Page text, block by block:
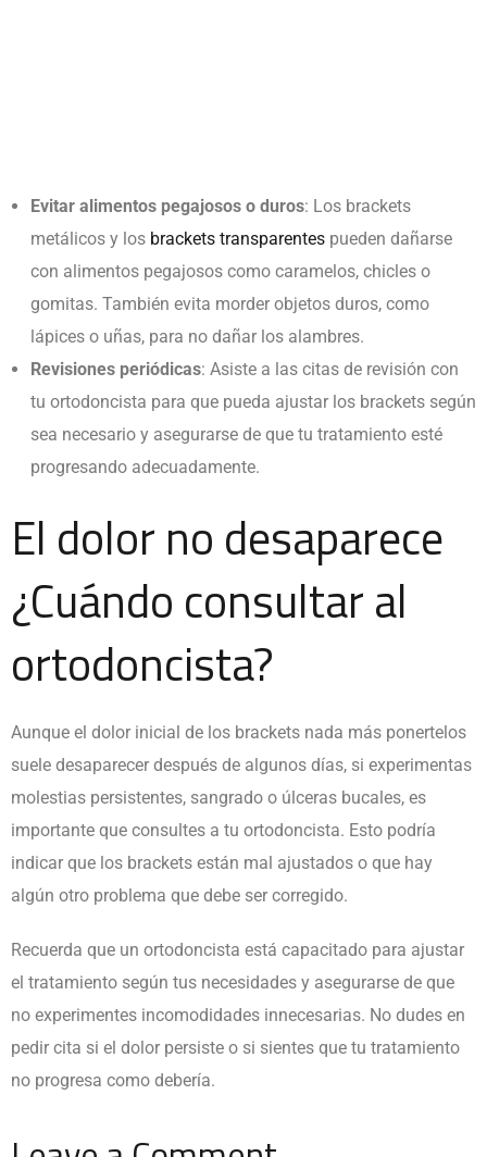
Evitar alimentos pegajosos o duros: Los brackets
metálicos y los brackets transparentes pueden dañarse
con alimentos pegajosos como caramelos, chicles o
gomitas. También evita morder objetos duros, como
lápices o uñas, para no dañar los alambres.
Revisiones periódicas: Asiste a las citas de revisión con
tu ortodoncista para que pueda ajustar los brackets según
sea necesario y asegurarse de que tu tratamiento esté
progresando adecuadamente.
El dolor no desaparece
¿Cuándo consultar al
ortodoncista?
Aunque el dolor inicial de los brackets nada más ponertelos
suele desaparecer después de algunos días, si experimentas
molestias persistentes, sangrado o úlceras bucales, es
importante que consultes a tu ortodoncista. Esto podría
indicar que los brackets están mal ajustados o que hay
algún otro problema que debe ser corregido.
Recuerda que un ortodoncista está capacitado para ajustar
el tratamiento según tus necesidades y asegurarse de que
no experimentes incomodidades innecesarias. No dudes en
pedir cita si el dolor persiste o si sientes que tu tratamiento
no progresa como debería.